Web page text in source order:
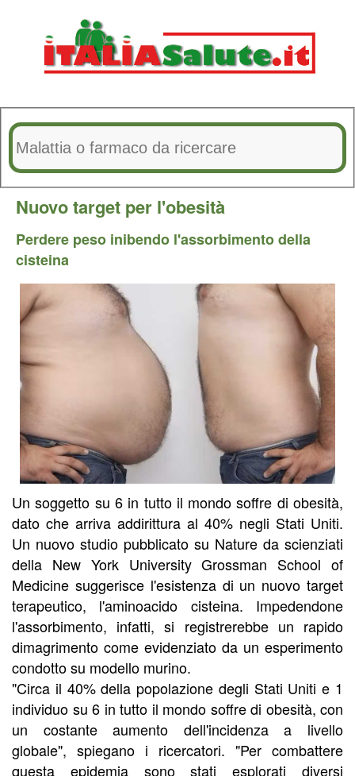
Nuovo target per l'obesità
Perdere peso inibendo l'assorbimento della
cisteina
Un soggetto su 6 in tutto il mondo soffre di obesità,
dato che arriva addirittura al 40% negli Stati Uniti.
Un nuovo studio pubblicato su Nature da scienziati
della New York University Grossman School of
Medicine suggerisce l'esistenza di un nuovo target
terapeutico, l'aminoacido cisteina. Impedendone
l'assorbimento, infatti, si registrerebbe un rapido
dimagrimento come evidenziato da un esperimento
condotto su modello murino.
"Circa il 40% della popolazione degli Stati Uniti e 1
individuo su 6 in tutto il mondo soffre di obesità, con
un costante aumento dell'incidenza a livello
globale", spiegano i ricercatori. "Per combattere
questa epidemia sono stati esplorati diversi